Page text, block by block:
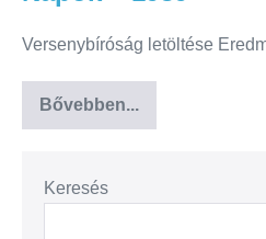
Versenybíróság letöltése
Bővebben...
Keresés